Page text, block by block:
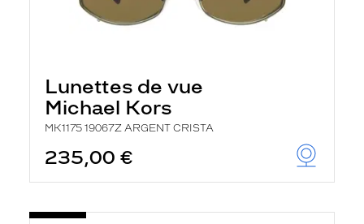
Lunettes de vue
Michael Kors
MK1175 19067Z ARGENT CRISTA
235,00 €